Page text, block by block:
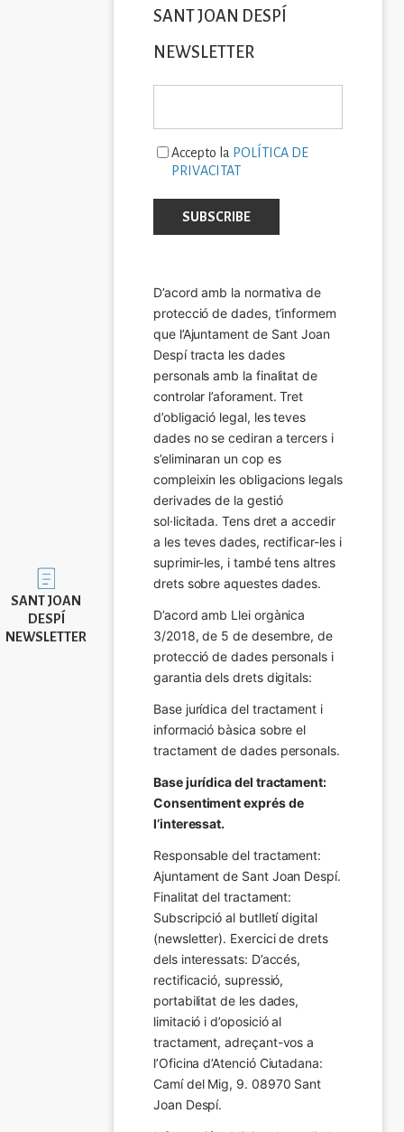
Imatge
SANT JOAN
DESPÍ
NEWSLETTER
SANT JOAN DESPÍ
NEWSLETTER
Accepto la POLÍTICA DE
PRIVACITAT
D’acord amb la normativa de
protecció de dades, t’informem
que l’Ajuntament de Sant Joan
Despí tracta les dades
personals amb la finalitat de
controlar l’aforament. Tret
d’obligació legal, les teves
dades no se cediran a tercers i
s’eliminaran un cop es
compleixin les obligacions legals
derivades de la gestió
sol·licitada. Tens dret a accedir
a les teves dades, rectificar-les i
suprimir-les, i també tens altres
drets sobre aquestes dades.
D’acord amb Llei orgànica
3/2018, de 5 de desembre, de
protecció de dades personals i
garantia dels drets digitals:
Base jurídica del tractament i
informació bàsica sobre el
tractament de dades personals.
Base jurídica del tractament:
Consentiment exprés de
l’interessat.
Responsable del tractament:
Ajuntament de Sant Joan Despí.
Finalitat del tractament:
Subscripció al butlletí digital
(newsletter). Exercici de drets
dels interessats: D’accés,
rectificació, supressió,
portabilitat de les dades,
limitació i d’oposició al
tractament, adreçant-vos a
l’Oficina d’Atenció Ciutadana:
Camí del Mig, 9. 08970 Sant
Joan Despí.